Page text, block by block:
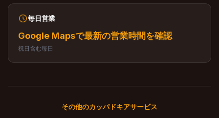
毎日営業
Google Mapsで最新の営業時間を確認
祝日含む毎日
その他のカッパドキアサービス